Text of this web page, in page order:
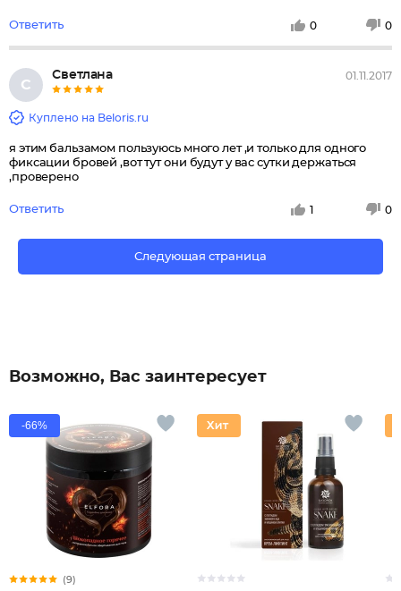
Ответить 0 0
С
Светлана 01.11.2017
Куплено на Beloris.ru
я этим бальзамом пользуюсь много лет ,и только для одного
фиксации бровей ,вот тут они будут у вас сутки держаться
,проверено
Ответить 1 0
Следующая страница
Возможно, Вас заинтересует
-66%
(9)